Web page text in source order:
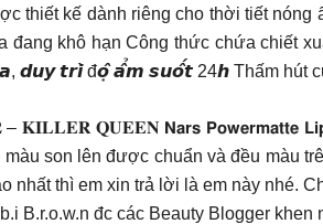
thiết kế dành riêng cho thời tiết nóng
đang khô hạn Công thức chứa
𝙙𝙪𝙮 𝙩𝙧𝙞̀ đ𝙤̣̂ 𝙖̂̉𝙢 𝙨𝙪𝙤̂́𝙩 24𝙝 Thấm hút
𝐊𝐈𝐋𝐋𝐄𝐑 𝐐𝐔𝐄𝐄𝐍 𝗡𝗮𝗿𝘀 𝗣𝗼𝘄𝗲𝗿𝗺𝗮𝘁𝘁𝗲
màu son lên được chuẩn và đều màu
nhất thì em xin trả lời là em này nhé.
B.r.o.w.n đc các Beauty Blogger khen